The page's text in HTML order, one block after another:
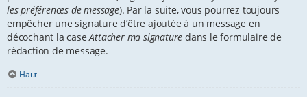
les préférences de message). Par la suite, vous pourrez toujours
empêcher une signature d’être ajoutée à un message en
décochant la caseAttacher ma signature dans le formulaire de
rédaction de message.
Haut